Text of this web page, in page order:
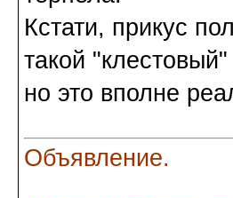
Кстати, прикус
такой
но это вполне
Объявление.